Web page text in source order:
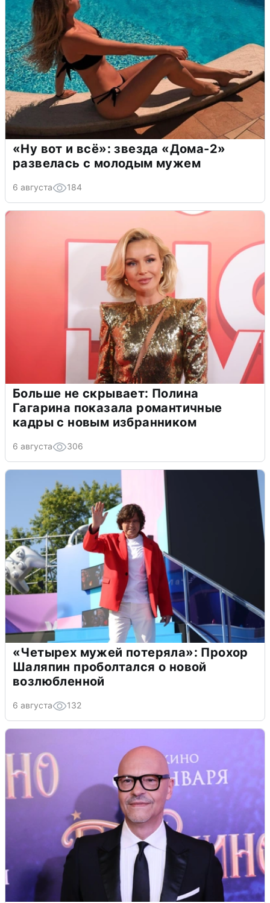
«Ну вот и всё»: звезда «Дома-2»
развелась с молодым мужем
6 августа 184
Больше не скрывает: Полина
Гагарина показала романтичные
кадры с новым избранником
6 августа 306
«Четырех мужей потеряла»: Прохор
Шаляпин проболтался о новой
возлюбленной
6 августа 132